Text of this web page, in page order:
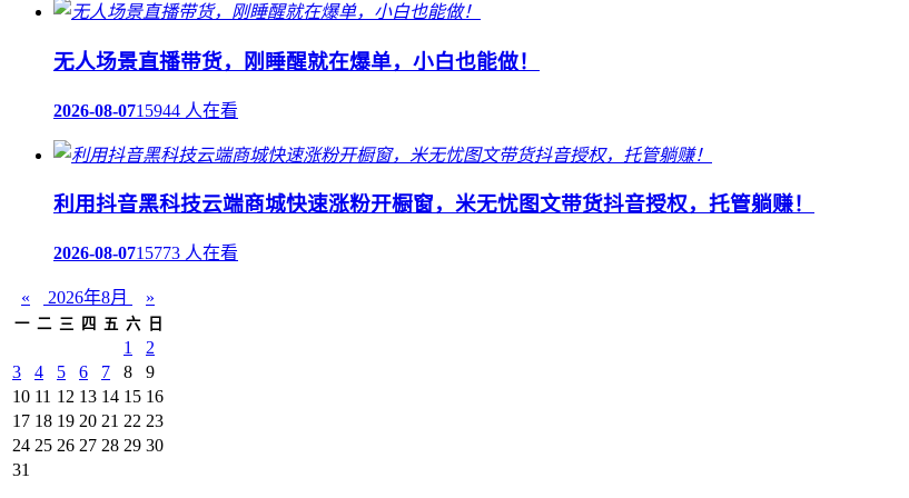
无人场景直播带货，刚睡醒就在爆单，小白也能做！
2026-08-0715944 人在看
利用抖音黑科技云端商城快速涨粉开橱窗，米无忧图文带货抖音授权，托管躺赚！
2026-08-0715773 人在看
« 2026年8月 »
一 二 三 四 五 六 日
1
2
3
4 5 6 7 8
9
10 11 12 13 14 15 16
17 18 19 20 21 22 23
24 25 26 27 28 29 30
31